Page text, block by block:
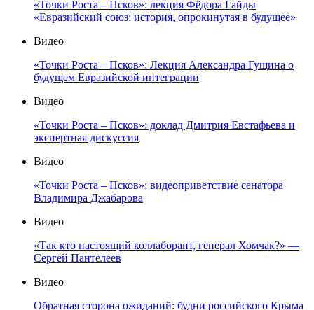
«Точки Роста – Псков»: лекция Фёдора Гайды
«Евразийский союз: история, опрокинутая в будущее»
Видео
«Точки Роста – Псков»: Лекция Александра Гущина о
будущем Евразийской интеграции
Видео
«Точки Роста – Псков»: доклад Дмитрия Евстафьева и
экспертная дискуссия
Видео
«Точки Роста – Псков»: видеоприветствие сенатора
Владимира Джабарова
Видео
«Так кто настоящий коллаборант, генерал Хомчак?» —
Сергей Пантелеев
Видео
Обратная сторона ожиданий: будни российского Крыма